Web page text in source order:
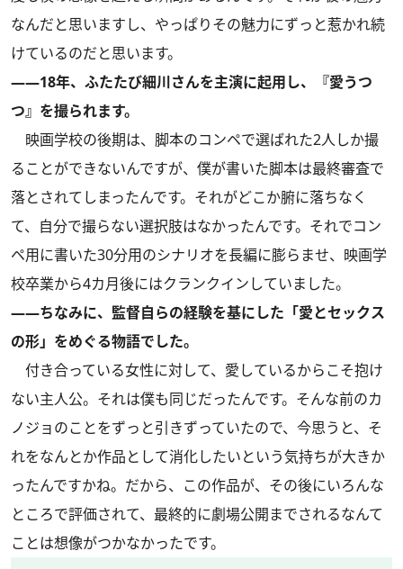
なんだと思いますし、やっぱりその魅力にずっと惹かれ続
けているのだと思います。
――18年、ふたたび細川さんを主演に起用し、『愛うつ
つ』を撮られます。
映画学校の後期は、脚本のコンペで選ばれた2人しか撮
ることができないんですが、僕が書いた脚本は最終審査で
落とされてしまったんです。それがどこか腑に落ちなく
て、自分で撮らない選択肢はなかったんです。それでコン
ペ用に書いた30分用のシナリオを長編に膨らませ、映画学
校卒業から4カ月後にはクランクインしていました。
――ちなみに、監督自らの経験を基にした「愛とセックス
の形」をめぐる物語でした。
付き合っている女性に対して、愛しているからこそ抱け
ない主人公。それは僕も同じだったんです。そんな前のカ
ノジョのことをずっと引きずっていたので、今思うと、そ
れをなんとか作品として消化したいという気持ちが大きか
ったんですかね。だから、この作品が、その後にいろんな
ところで評価されて、最終的に劇場公開までされるなんて
ことは想像がつかなかったです。